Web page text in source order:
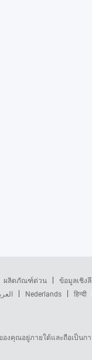
ผลิตภัณฑ์ด่วน
ข้อมูลเชิง
Nederlands हिन्दी
คุณอยู่ภายใต้และถือเป็นก